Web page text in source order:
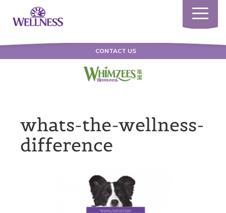
Toggle
CONTACT US
whats-the-wellness-
difference